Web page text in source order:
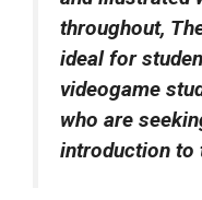
throughout,
ideal for
videogame
who are
introduction to